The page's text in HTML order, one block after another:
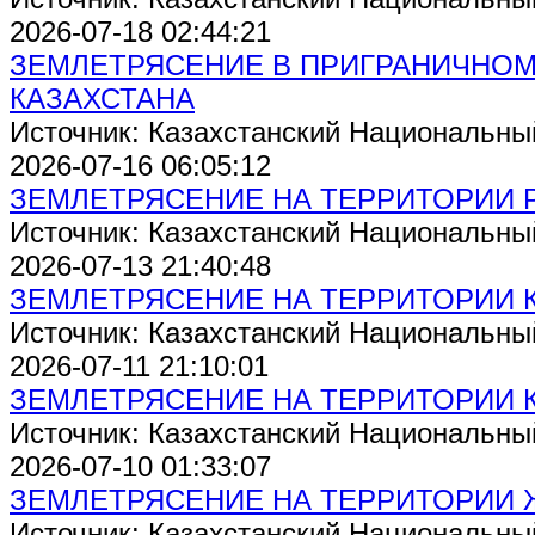
2026-07-18 02:44:21
ЗЕМЛЕТРЯСЕНИЕ В
КАЗАХСТАНА
Источник: Казахстанский
2026-07-16 06:05:12
ЗЕМЛЕТРЯСЕНИЕ НА ТЕРРИТОРИИ
Источник: Казахстанский
2026-07-13 21:40:48
ЗЕМЛЕТРЯСЕНИЕ НА ТЕРРИТОРИИ
Источник: Казахстанский
2026-07-11 21:10:01
ЗЕМЛЕТРЯСЕНИЕ НА ТЕРРИТОРИИ
Источник: Казахстанский
2026-07-10 01:33:07
ЗЕМЛЕТРЯСЕНИЕ НА